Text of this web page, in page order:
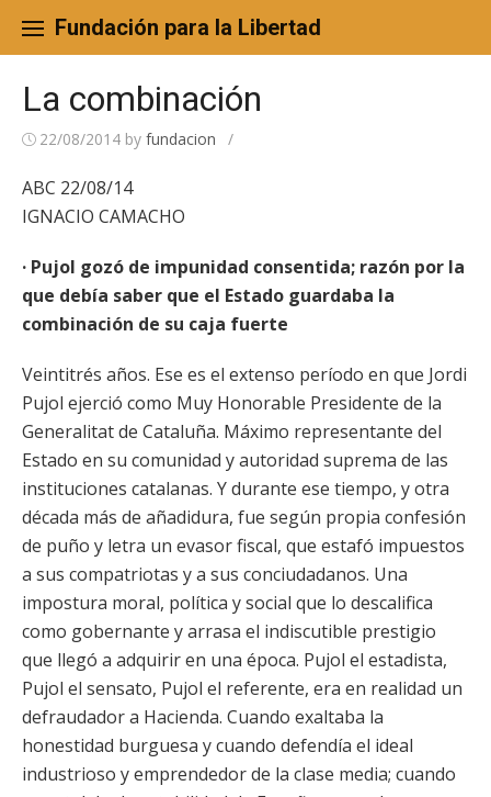
content
Fundación para la Libertad
La combinación
22/08/2014 by fundacion /
ABC 22/08/14
IGNACIO CAMACHO
· Pujol gozó de impunidad consentida; razón por la
que debía saber que el Estado guardaba la
combinación de su caja fuerte
Veintitrés años. Ese es el extenso período en que Jordi
Pujol ejerció como Muy Honorable Presidente de la
Generalitat de Cataluña. Máximo representante del
Estado en su comunidad y autoridad suprema de las
instituciones catalanas. Y durante ese tiempo, y otra
década más de añadidura, fue según propia confesión
de puño y letra un evasor fiscal, que estafó impuestos
a sus compatriotas y a sus conciudadanos. Una
impostura moral, política y social que lo descalifica
como gobernante y arrasa el indiscutible prestigio
que llegó a adquirir en una época. Pujol el estadista,
Pujol el sensato, Pujol el referente, era en realidad un
defraudador a Hacienda. Cuando exaltaba la
honestidad burguesa y cuando defendía el ideal
industrioso y emprendedor de la clase media; cuando